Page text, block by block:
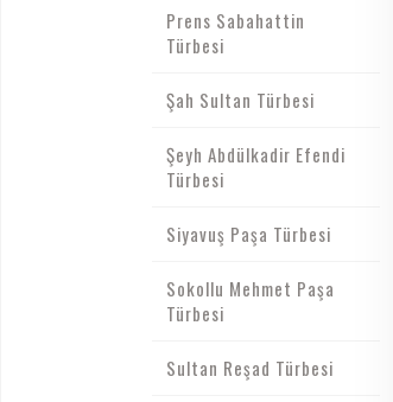
Prens Sabahattin
Türbesi
Şah Sultan Türbesi
Şeyh Abdülkadir Efendi
Türbesi
Siyavuş Paşa Türbesi
Sokollu Mehmet Paşa
Türbesi
Sultan Reşad Türbesi